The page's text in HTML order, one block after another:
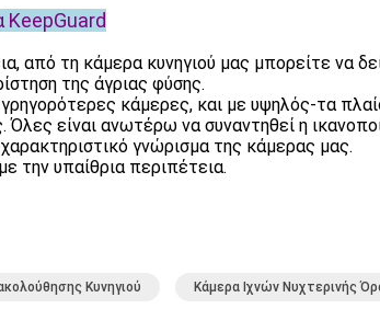
KeepGuard
από τη κάμερα κυνηγιού μας μπορείτε να
της άγριας φύσης.
κάμερες, και με υψηλός-τα
είναι ανωτέρω να συναντηθεί η
γνώρισμα της κάμερας μας.
την υπαίθρια περιπέτεια.
Κυνηγιού Κάμερα Ιχνών Νυχτερινής